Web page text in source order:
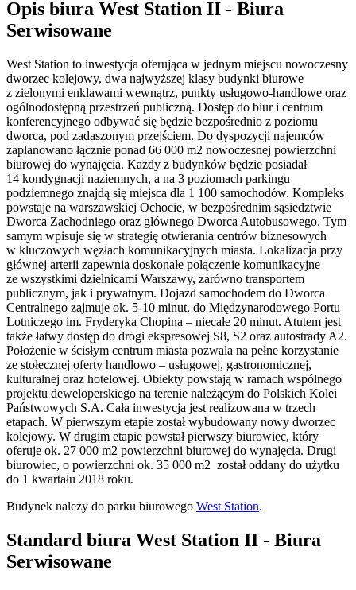
Opis biura West Station II - Biura
Serwisowane
West Station to inwestycja oferująca w jednym miejscu nowoczesny
dworzec kolejowy, dwa najwyższej klasy budynki biurowe
z zielonymi enklawami wewnątrz, punkty usługowo-handlowe oraz
ogólnodostępną przestrzeń publiczną. Dostęp do biur i centrum
konferencyjnego odbywać się będzie bezpośrednio z poziomu
dworca, pod zadaszonym przejściem. Do dyspozycji najemców
zaplanowano łącznie ponad 66 000 m2 nowoczesnej powierzchni
biurowej do wynajęcia. Każdy z budynków będzie posiadał
14 kondygnacji naziemnych, a na 3 poziomach parkingu
podziemnego znajdą się miejsca dla 1 100 samochodów. Kompleks
powstaje na warszawskiej Ochocie, w bezpośrednim sąsiedztwie
Dworca Zachodniego oraz głównego Dworca Autobusowego. Tym
samym wpisuje się w strategię otwierania centrów biznesowych
w kluczowych węzłach komunikacyjnych miasta. Lokalizacja przy
głównej arterii zapewnia doskonałe połączenie komunikacyjne
ze wszystkimi dzielnicami Warszawy, zarówno transportem
publicznym, jak i prywatnym. Dojazd samochodem do Dworca
Centralnego zajmuje ok. 5-10 minut, do Międzynarodowego Portu
Lotniczego im. Fryderyka Chopina – niecałe 20 minut. Atutem jest
także łatwy dostęp do drogi ekspresowej S8, S2 oraz autostrady A2.
Położenie w ścisłym centrum miasta pozwala na pełne korzystanie
ze stołecznej oferty handlowo – usługowej, gastronomicznej,
kulturalnej oraz hotelowej. Obiekty powstają w ramach wspólnego
projektu deweloperskiego na terenie należącym do Polskich Kolei
Państwowych S.A. Cała inwestycja jest realizowana w trzech
etapach. W pierwszym etapie został wybudowany nowy dworzec
kolejowy. W drugim etapie powstał pierwszy biurowiec, który
oferuje ok. 27 000 m2 powierzchni biurowej do wynajęcia. Drugi
biurowiec, o powierzchni ok. 35 000 m2 został oddany do użytku
do 1 kwartału 2018 roku.
Budynek należy do parku biurowego West Station.
Standard biura West Station II - Biura
Serwisowane